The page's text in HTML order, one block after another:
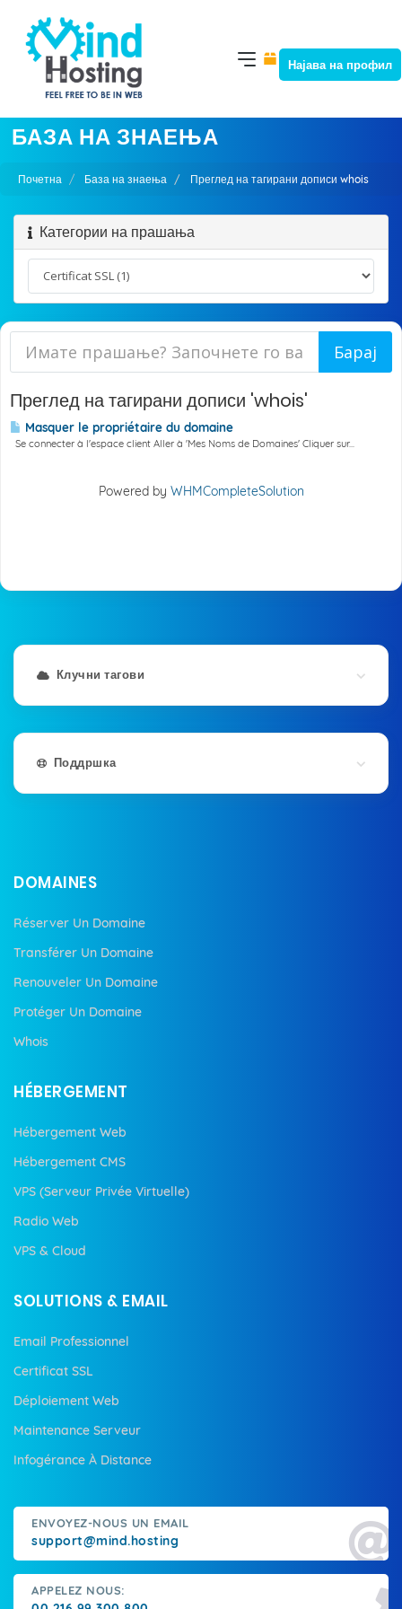
Најава на профил
БАЗА НА ЗНАЕЊА
Почетна База на знаења Преглед на тагирани дописи whois
Категории на прашања
Преглед на тагирани дописи 'whois'
Masquer le propriétaire du domaine
Se connecter à l'espace client Aller à 'Mes Noms de Domaines' Cliquer sur...
Powered by WHMCompleteSolution
Клучни тагови
Поддршка
DOMAINES
Réserver Un Domaine
Transférer Un Domaine
Renouveler Un Domaine
Protéger Un Domaine
Whois
HÉBERGEMENT
Hébergement Web
Hébergement CMS
VPS (Serveur Privée Virtuelle)
Radio Web
VPS & Cloud
SOLUTIONS & EMAIL
Email Professionnel
Certificat SSL
Déploiement Web
Maintenance Serveur
Infogérance À Distance
ENVOYEZ-NOUS UN EMAIL
support@mind.hosting
APPELEZ NOUS: